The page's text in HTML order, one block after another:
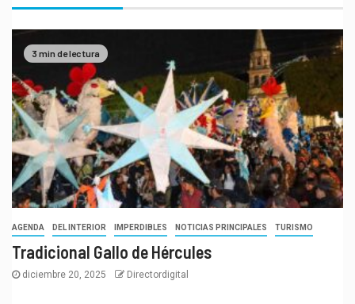
3 min de lectura
AGENDA DEL INTERIOR IMPERDIBLES NOTICIAS PRINCIPALES TURISMO
Tradicional Gallo de Hércules
diciembre 20, 2025 Directordigital